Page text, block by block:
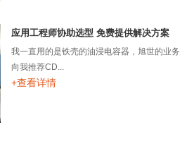
应用工程师协助选型 免费提供解决方案
我一直用的是铁壳的油浸电容器，旭世的业务
向我推荐CD...
+查看详情